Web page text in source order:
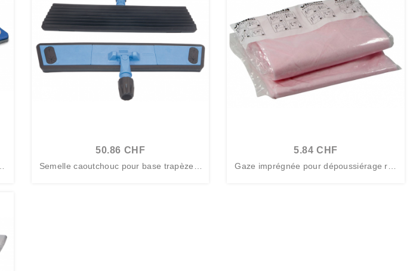
50.86 CHF
Semelle caoutchouc pour base trapèze 5
5.84 CHF
Gaze imprégnée pour dépoussiérage ros